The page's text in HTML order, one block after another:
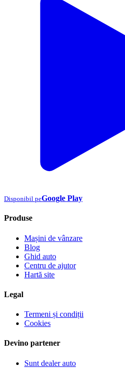
Disponibil peGoogle Play
Produse
Mașini de vânzare
Blog
Ghid auto
Centru de ajutor
Hartă site
Legal
Termeni și condiții
Cookies
Devino partener
Sunt dealer auto